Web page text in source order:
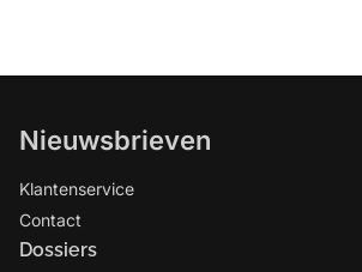
Nieuwsbrieven
Klantenservice
Contact
Dossiers